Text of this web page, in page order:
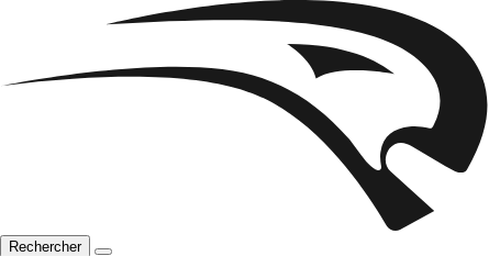
Rechercher